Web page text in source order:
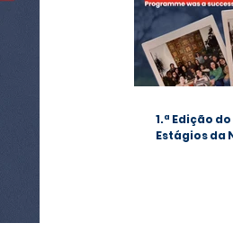
1.ª Edição
Estágios da